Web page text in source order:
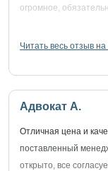
огромное,
Читать весь отзыв
Адвокат А.
Отличная цена и
поставленный
открыто, все